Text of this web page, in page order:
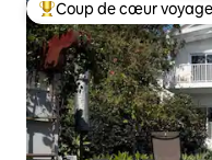
Coups de cœur
Coup de cœur